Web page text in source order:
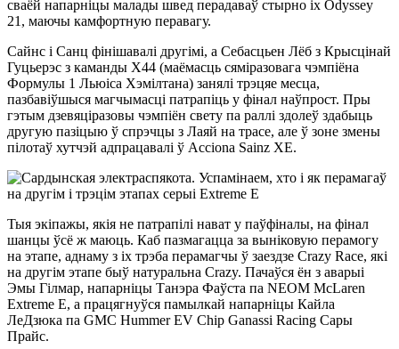
сваёй напарніцы малады швед перадаваў стырно іх Odyssey
21, маючы камфортную перавагу.
Сайнс і Санц фінішавалі другімі, а Себасцьен Лёб з Крысцінай
Гуцьерэс з каманды X44 (маёмасць сяміразовага чэмпіёна
Формулы 1 Льюіса Хэмілтана) занялі трэцяе месца,
пазбавіўшыся магчымасці патрапіць у фінал наўпрост. Пры
гэтым дзевяціразовы чэмпіён свету па раллі здолеў здабыць
другую пазіцыю ў спрэчцы з Лаяй на трасе, але ў зоне змены
пілотаў хутчэй адпрацавалі ў Acciona Sainz XE.
Тыя экіпажы, якія не патрапілі нават у паўфіналы, на фінал
шанцы ўсё ж маюць. Каб пазмагацца за выніковую перамогу
на этапе, аднаму з іх трэба перамагчы ў заездзе Crazy Race, які
на другім этапе быў натуральна Crazy. Пачаўся ён з аварыі
Эмы Гілмар, напарніцы Танэра Фаўста па NEOM McLaren
Extreme E, а працягнуўся памылкай напарніцы Кайла
ЛеДзюка па GMC Hummer EV Chip Ganassi Racing Сары
Прайс.